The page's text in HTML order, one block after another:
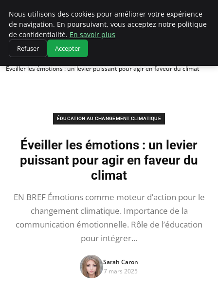
Climatedebtagents
Accueil
Éducation au changement climatique
Éveiller les émotions : un levier puissant pour agir en faveur du climat
ÉDUCATION AU CHANGEMENT CLIMATIQUE
Éveiller les émotions : un levier
puissant pour agir en faveur du
climat
EN BREF Émotions comme moteur d’action pour le
changement climatique. Importance de la
communication émotionnelle. Rôle de l’éducation
pour intégrer…
Sarah Caron
7 mars 2025
Nous utilisons des cookies pour améliorer votre expérience
de navigation. En poursuivant, vous acceptez notre politique
de confidentialité. En savoir plus
Refuser Accepter